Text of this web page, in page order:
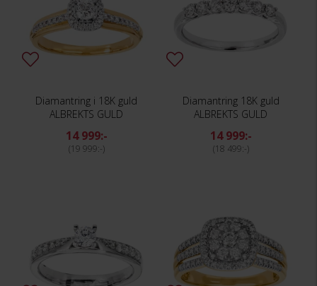
Diamantring i 18K guld
ALBREKTS GULD
14 999:-
19 999:-
Diamantring 18K guld
ALBREKTS GULD
14 999:-
18 499:-